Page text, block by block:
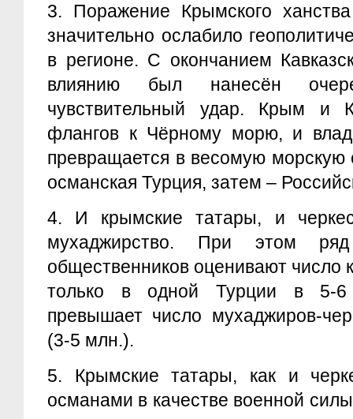
3.
Поражение Крымского
значительно ослабило
в регионе. С окончанием
влиянию был нанесён
чувствительный удар. Крым и
флангов к Чёрному морю, и
превращается в весомую морскую
османская Турция, затем –
4.
И крымские татары, и
мухаджирство. При этом ряд
общественников оценивают число
только в одной Турции в 5-6
превышает число мухаджиров-
(3-5 млн.).
5.
Крымские татары, как и
османами в качестве военной